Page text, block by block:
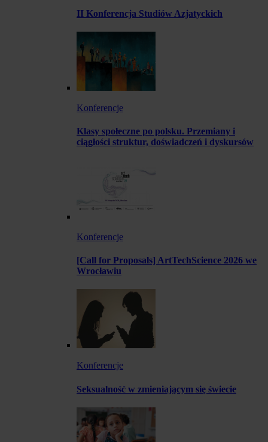
II Konferencja Studiów Azjatyckich
Konferencje
Klasy społeczne po polsku. Przemiany i
ciągłości struktur, doświadczeń i dyskursów
Konferencje
[Call for Proposals] ArtTechScience 2026 we
Wrocławiu
Konferencje
Seksualność w zmieniającym się świecie